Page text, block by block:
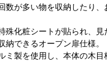
数が多い物を収納したり
殊化粧シートが貼られ、見
できるオープン扉仕様。
ミ製を使用し、本体の木